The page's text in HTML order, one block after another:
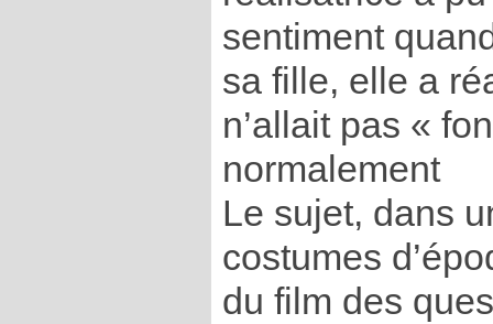
sentiment
sa fille, elle a
n’allait pas «
normalement
Le sujet, dans
costumes
du film des